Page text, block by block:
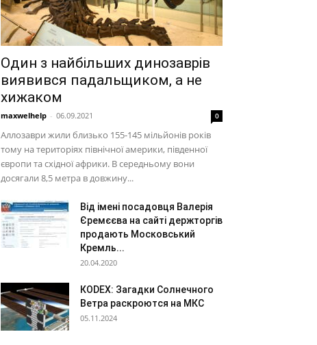
Один з найбільших динозаврів
виявився падальщиком, а не
хижаком
maxwelhelp - 06.09.2021 0
Аллозаври жили близько 155-145 мільйонів років
тому на територіях північної америки, південної
європи та східної африки. В середньому вони
досягали 8,5 метра в довжину...
Від імені посадовця Валерія
Єремєєва на сайті держторгів
продають Московський
Кремль...
20.04.2020
КОDEX: Загадки Солнечного
Ветра раскроются на МКС
05.11.2024